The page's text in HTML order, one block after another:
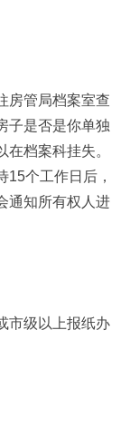
房管局档案室查
子是否是你单独
档案科挂失。
个工作日后，
通知所有权人进
市级以上报纸办